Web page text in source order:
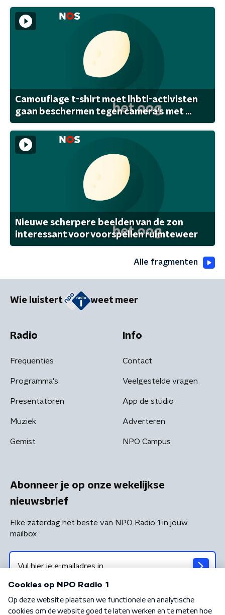
Camouflage t-shirt moet lhbti-activisten
gaan beschermen tegen camera's met ...
Nieuwe scherpere beelden van de zon
interessant voor voorspellen ruimteweer
Alle fragmenten
Wie luistert weet meer
Radio
Frequenties
Programma's
Presentatoren
Muziek
Gemist
Info
Contact
Veelgestelde vragen
App de studio
Adverteren
NPO Campus
Abonneer je op onze wekelijkse
nieuwsbrief
Elke zaterdag het beste van NPO Radio 1 in jouw
mailbox